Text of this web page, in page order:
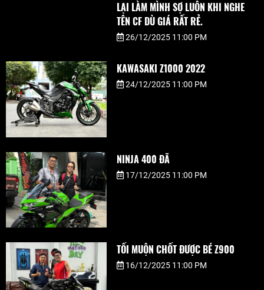
LẠI LÀM MÌNH SỢ LUÔN KHI NGHE
TÊN CF DÙ GIÁ RẤT RẺ.
26/12/2025 11:00 PM
KAWASAKI Z1000 2022
24/12/2025 11:00 PM
NINJA 400 ĐÃ
17/12/2025 11:00 PM
TỐI MUỘN CHỐT ĐƯỢC BÉ Z900
16/12/2025 11:00 PM